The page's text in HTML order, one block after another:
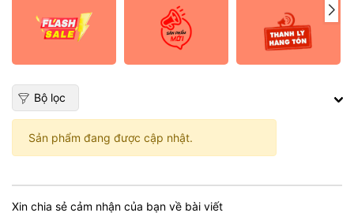
Bộ lọc
Sản phẩm đang được cập nhật.
Xin chia sẻ cảm nhận của bạn về bài viết